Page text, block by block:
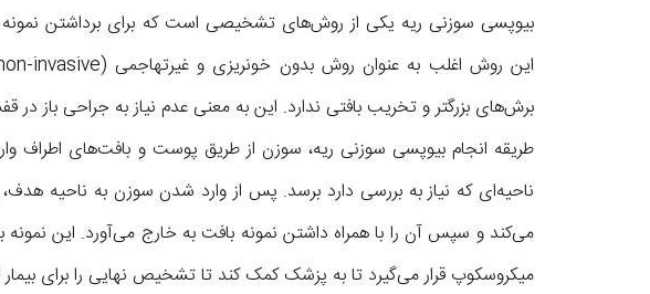
بیوپسی سوزنی ریه یکی از روش‌های تشخیصی است که برای برداشتن نمونه
برش‌های بزرگتر و تخریب بافتی ندارد. این به معنی عدم نیاز به جراحی باز
طریقه انجام بیوپسی سوزنی ریه، سوزن از طریق پوست و بافت‌های اطراف
ناحیه‌ای که نیاز به بررسی دارد برسد. پس از وارد شدن سوزن به ناحیه
می‌کند و سپس آن را با همراه داشتن نمونه بافت به خارج می‌آورد. این
میکروسکوپ قرار می‌گیرد تا به پزشک کمک کند تا تشخیص نهایی را برای